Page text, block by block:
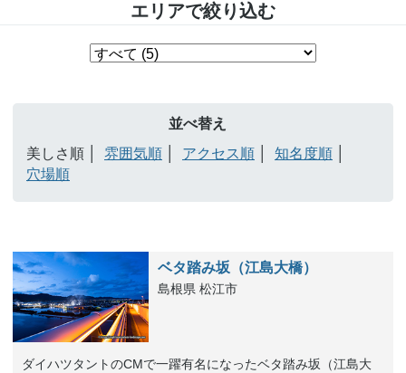
エリアで絞り込む
並べ替え
美しさ順
雰囲気順 アクセス順
知名度順
穴場順
ベタ踏み坂（江島大橋）
島根県 松江市
ダイハツタントのCMで一躍有名になったベタ踏み坂（江島大